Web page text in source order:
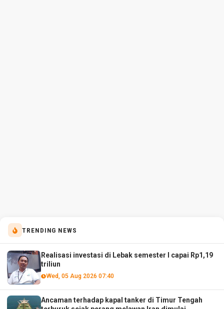
TRENDING NEWS
Realisasi investasi di Lebak semester I capai Rp1,19
triliun
Wed, 05 Aug 2026 07:40
Ancaman terhadap kapal tanker di Timur Tengah